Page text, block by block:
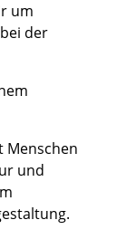
um
der
Menschen
und